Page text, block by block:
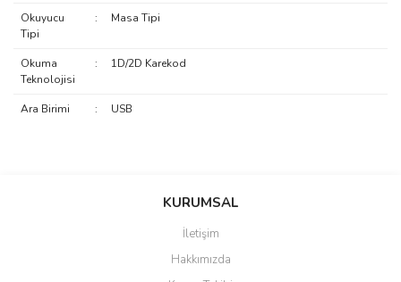
Okuyucu
Tipi
: Masa Tipi
Okuma
Teknolojisi
: 1D/2D Karekod
Ara Birimi : USB
Bu ürüne ilk yorumu siz yapın!
güzel paketlenmiş ama yanında
KURUMSAL
İletişim
Hakkımızda